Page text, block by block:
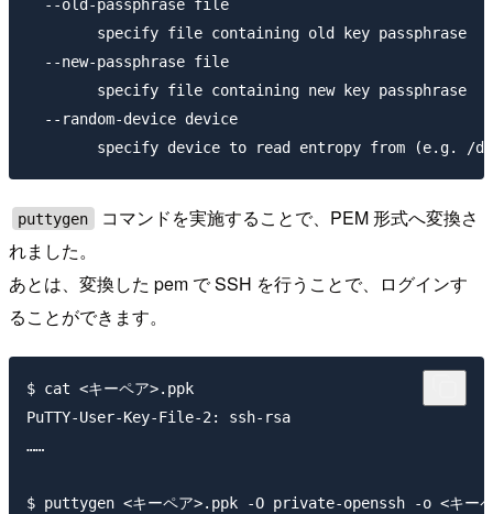
  --old-passphrase file
        specify file containing old key passphrase
  --new-passphrase file
        specify file containing new key passphrase
  --random-device device
puttygen
コマンドを実施することで、PEM 形式へ変換さ
れました。
あとは、変換した pem で SSH を行うことで、ログインす
ることができます。
$ cat <キーペア>.ppk
PuTTY-User-Key-File-2: ssh-rsa
……
$ puttygen <キーペア>.ppk -O private-openssh -o <キーペ